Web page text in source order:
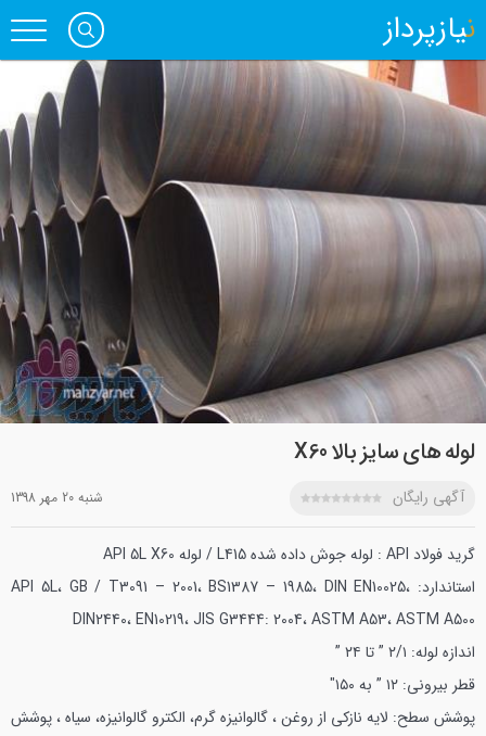
نیازپرداز
لوله های سایز بالا X60
آگهی رایگان شنبه 20 مهر 1398
گرید فولاد API : لوله جوش داده شده L415 / لوله API 5L X60
استاندارد: API 5L، GB / T3091 – 2001، BS1387 – 1985، DIN EN10025،
DIN2440، EN10219، JIS G3444: 2004، ASTM A53، ASTM A500
اندازه لوله: ۲/۱ ” تا ۲۴ ”
قطر بیرونی: ۱۲ ” به ۱۵۰″
پوشش سطح: لایه نازکی از روغن ، گالوانیزه گرم، الکترو گالوانیزه، سیاه ، پوشش